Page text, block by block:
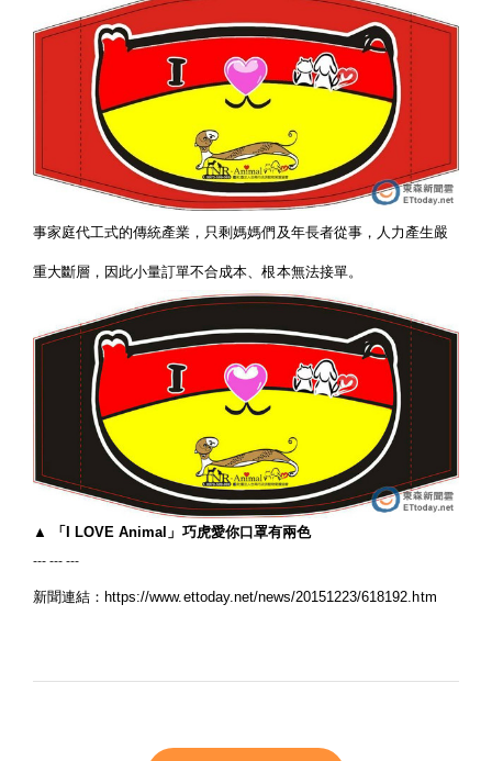
事家庭代工式的傳統產業，只剩媽媽們及年長者從事，人力產生嚴
重大斷層，因此小量訂單不合成本、根本無法接單。
▲ 「I LOVE Animal」巧虎愛你口罩有兩色
--- --- ---
新聞連結：https://www.ettoday.net/news/20151223/618192.htm